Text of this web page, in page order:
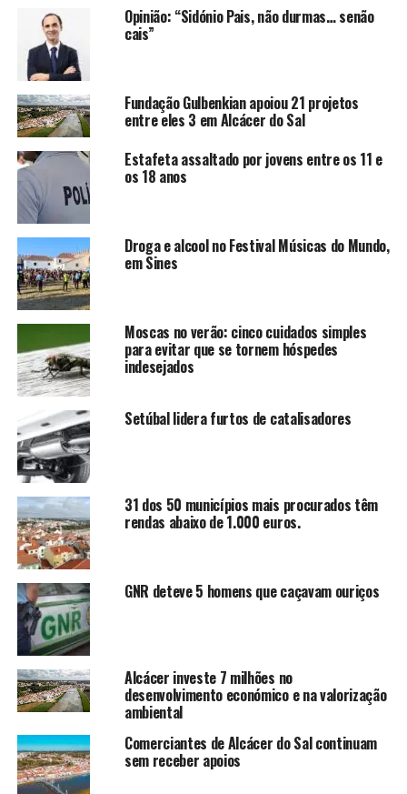
Opinião: “Sidónio Pais, não durmas… senão
cais”
Fundação Gulbenkian apoiou 21 projetos
entre eles 3 em Alcácer do Sal
Estafeta assaltado por jovens entre os 11 e
os 18 anos
Droga e alcool no Festival Músicas do Mundo,
em Sines
Moscas no verão: cinco cuidados simples
para evitar que se tornem hóspedes
indesejados
Setúbal lidera furtos de catalisadores
31 dos 50 municípios mais procurados têm
rendas abaixo de 1.000 euros.
GNR deteve 5 homens que caçavam ouriços
Alcácer investe 7 milhões no
desenvolvimento económico e na valorização
ambiental
Comerciantes de Alcácer do Sal continuam
sem receber apoios